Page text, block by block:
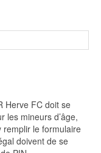
Herve FC doit se
les mineurs d’âge,
remplir le formulaire
doivent de se